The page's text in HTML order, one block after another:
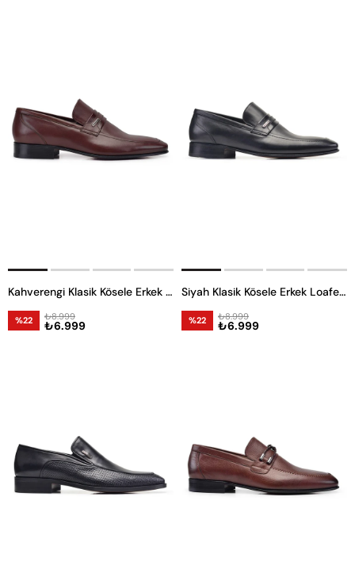
Kahverengi Klasik Kösele Erkek Loafer Ayakkabı
%22 ₺6.999
₺8.999
Siyah Klasik Kösele Erkek Loafer Ayakkabı
%22 ₺6.999
₺8.999